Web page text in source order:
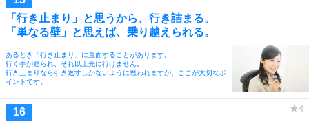
「行き止まり」と思うから、行き詰まる。
「単なる壁」と思えば、乗り越えられる。
あるとき「行き止まり」に直面することがあります。
行く手が遮られ、それ以上先に行けません。
行き止まりなら引き返すしかないように思われますが、ここが大切なポ
イントです。